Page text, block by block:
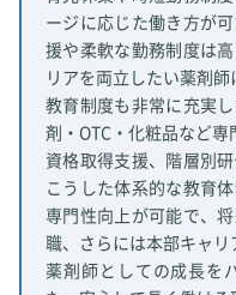
ージに応じた働き方が
援や柔軟な勤務制度は
リアを両立したい薬剤師
教育制度も非常に充実
剤・OTC・化粧品など専
資格取得支援、階層別
こうした体系的な教育
専門性向上が可能で、
職、さらには本部キャリ
薬剤師としての成長を